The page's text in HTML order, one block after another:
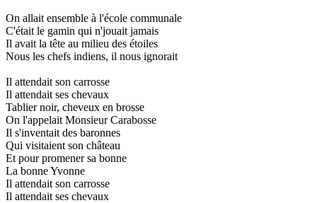
On allait ensemble à l'école communale
C'était le gamin qui n'jouait jamais
Il avait la tête au milieu des étoiles
Nous les chefs indiens, il nous ignorait
Il attendait son carrosse
Il attendait ses chevaux
Tablier noir, cheveux en brosse
On l'appelait Monsieur Carabosse
Il s'inventait des baronnes
Qui visitaient son château
Et pour promener sa bonne
La bonne Yvonne
Il attendait son carrosse
Il attendait ses chevaux